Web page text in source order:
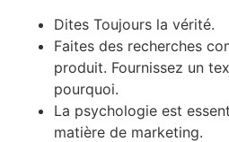
Dites Toujours la vérité.
Faites des recherches
produit. Fournissez un
pourquoi.
La psychologie est
matière de marketing.